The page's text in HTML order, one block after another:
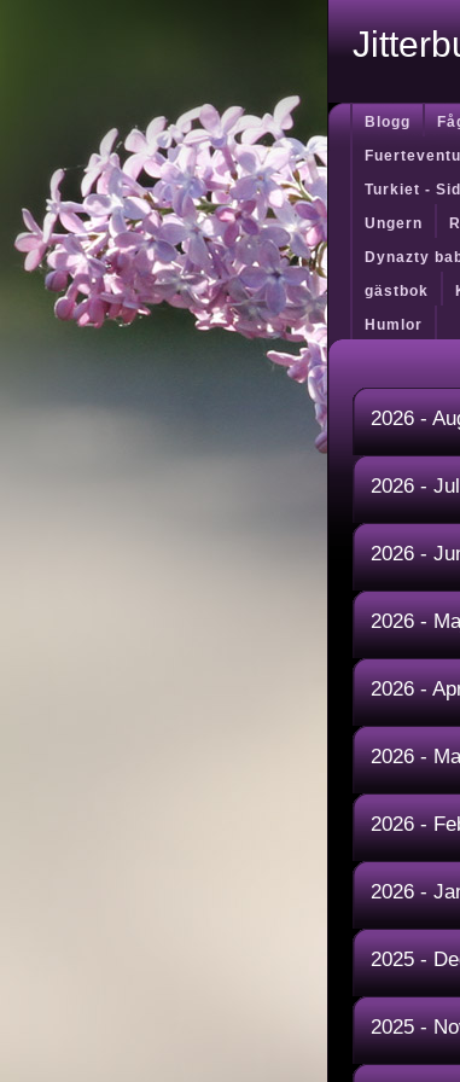
Blogg
Turkiet -
Ungern
Dynazty
gästbok
Humlor
2026 -
2026 -
2026 -
2026 -
2026 -
2026 -
2026 -
2026 -
2025 -
2025 -